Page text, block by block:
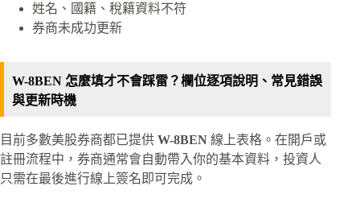
姓名、國籍、稅籍資料不符
券商未成功更新
W-8BEN 怎麼填才不會踩雷？欄位逐項說明、常見錯誤
與更新時機
目前多數美股券商都已提供 W-8BEN 線上表格。在開戶或
註冊流程中，券商通常會自動帶入你的基本資料，投資人
只需在最後進行線上簽名即可完成。